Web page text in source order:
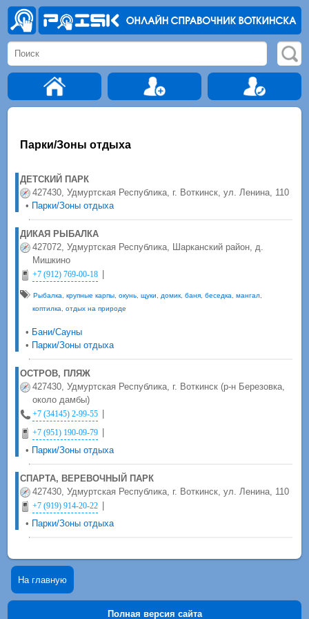
Парки/Зоны отдыха
ДЕТСКИЙ ПАРК
427430, Удмуртская Республика, г. Воткинск, ул. Ленина, 110
• Парки/Зоны отдыха
ДИКАЯ РЫБАЛКА
427072, Удмуртская Республика, Шарканский район, д.
Мишкино
+7 (912) 769-00-18 |
Рыбалка крупные карпы, окунь, щуки домик, баня, беседка мангал,
коптилка
отдых на природе
• Бани/Сауны
• Парки/Зоны отдыха
ОСТРОВ, ПЛЯЖ
427430, Удмуртская Республика, г. Воткинск (р-н Березовка,
около дамбы)
+7 (34145) 2-99-55
+7 (951) 190-09-79
• Парки/Зоны отдыха
СПАРТА, ВЕРЕВОЧНЫЙ ПАРК
427430, Удмуртская Республика, г. Воткинск, ул. Ленина, 110
+7 (919) 914-20-22
• Парки/Зоны отдыха
На главную
Полная версия сайта